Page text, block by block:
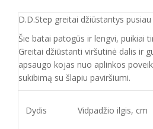
D.D.Step greitai džiūstantys
Šie batai patogūs ir lengvi, puikiai
Greitai džiūstanti viršutinė dalis ir
apsaugo kojas nuo aplinkos
sukibimą su šlapiu paviršiumi.
Dydis Vidpadžio ilgis, cm